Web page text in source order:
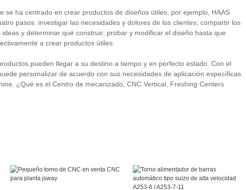
ha centrado en crear productos de diseños útiles, por ejemplo, HAAS
pasos: investigar las necesidades y dolores de los clientes; compartir los
y determinar qué construir; probar y modificar el diseño hasta que
a crear productos útiles.
pueden llegar a su destino a tiempo y en perfecto estado. Con el
personalizar de acuerdo con sus necesidades de aplicación específicas.
¿Qué es el Centro de mecanizado, CNC Vertical, Freshing Centers